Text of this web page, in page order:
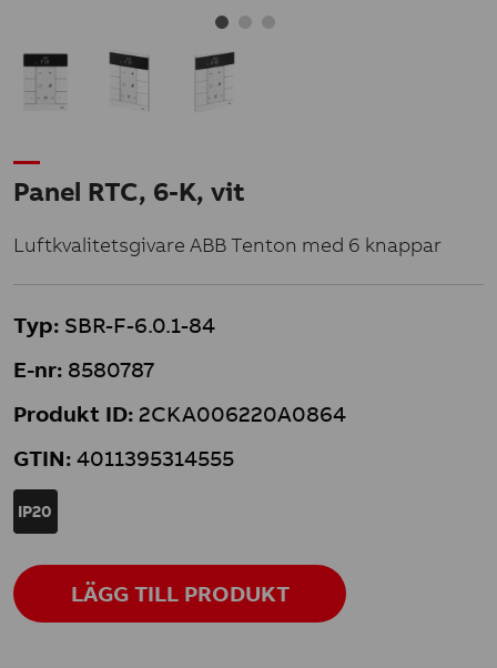
Panel RTC, 6-K, vit
Luftkvalitetsgivare ABB Tenton med 6 knappar
Typ: SBR-F-6.0.1-84
E-nr: 8580787
Produkt ID: 2CKA006220A0864
GTIN: 4011395314555
IP20
LÄGG TILL PRODUKT